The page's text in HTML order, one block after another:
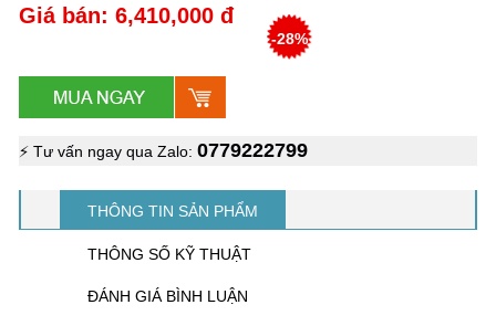
Giá bán: 6,410,000 đ
-28%
⚡ Tư vấn ngay qua Zalo: 0779222799
THÔNG TIN SẢN PHẨM
THÔNG SỐ KỸ THUẬT
ĐÁNH GIÁ BÌNH LUẬN